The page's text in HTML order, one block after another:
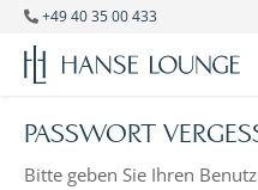
+49 40 35 00 433
PASSWORT
Bitte geben Sie Ihren